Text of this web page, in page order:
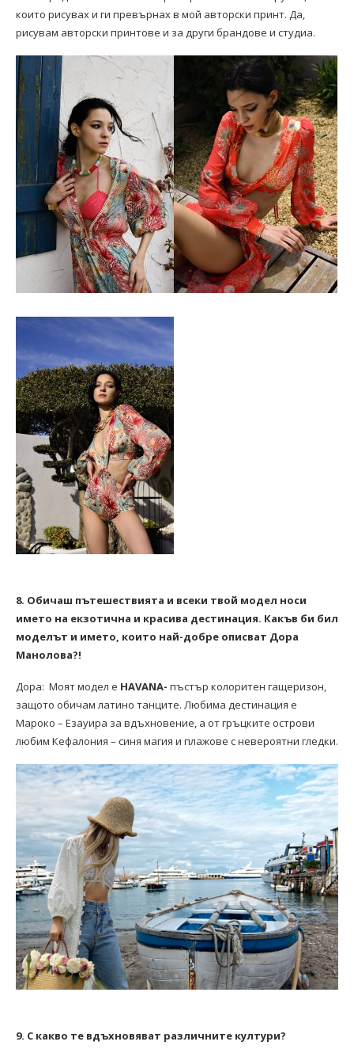
които рисувах и ги превърнах в мой авторски принт. Да,
рисувам авторски принтове и за други брандове и студиа.
8. Обичаш пътешествията и всеки твой модел носи
името на екзотична и красива дестинация. Какъв би бил
моделът и името, които най-добре описват Дора
Манолова?!
Дора: Моят модел e HAVANA- пъстър колоритен гащеризон,
защото обичам латино танците. Любима дестинация е
Мароко – Езауира за вдъхновение, а от гръцките острови
любим Кефалония – синя магия и плажове с невероятни гледки.
9. С какво те вдъхновяват различните култури?